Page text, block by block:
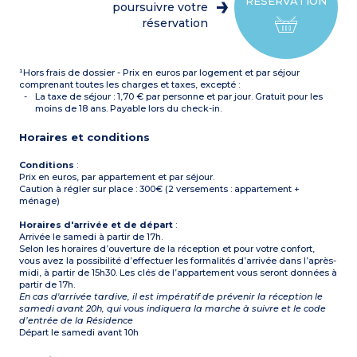
micro-ondes/grill, lave-
vaisselle, cafetière, hotte)
poursuivre votre
réservation
¹Hors frais de dossier - Prix en euros par logement et par séjour
comprenant toutes les charges et taxes, excepté :
La taxe de séjour : 1,70 € par personne et par jour. Gratuit pour les
moins de 18 ans. Payable lors du check-in.
Horaires et conditions
Conditions :
Prix en euros, par appartement et par séjour.
Caution à régler sur place : 300€ (2 versements : appartement +
ménage)
Horaires d'arrivée et de départ :
Arrivée le samedi à partir de 17h.
Selon les horaires d’ouverture de la réception et pour votre confort,
vous avez la possibilité d’effectuer les formalités d’arrivée dans l’après-
midi, à partir de 15h30. Les clés de l’appartement vous seront données à
partir de 17h.
En cas d'arrivée tardive, il est impératif de prévenir la réception le
samedi avant 20h, qui vous indiquera la marche à suivre et le code
d’entrée de la Résidence
Départ le samedi avant 10h